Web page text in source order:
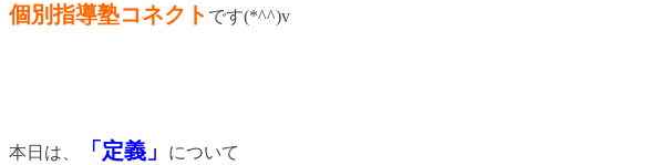
個別指導塾コネクト です(*^^)v
本日は、 「定義」 について